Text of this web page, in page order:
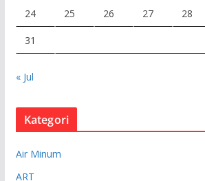
24 25 26 27 28
31
« Jul
Kategori
Air Minum
ART